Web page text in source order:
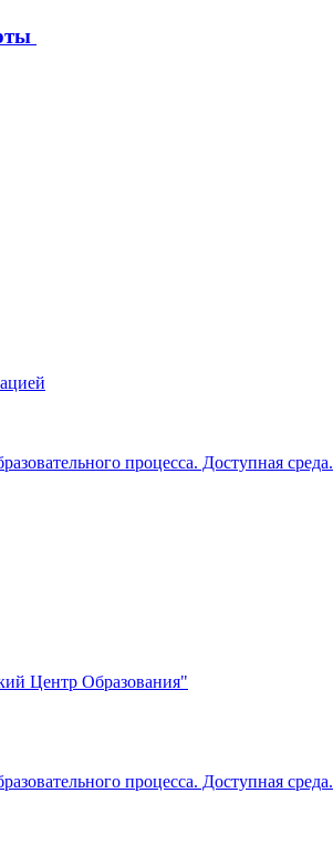
процесса. Доступная среда.
Центр Образования"
процесса. Доступная среда.